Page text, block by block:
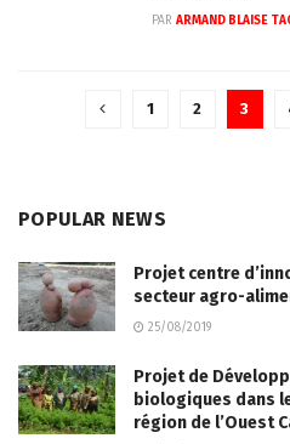
PAR ARMAND BLAISE
1 2 3
POPULAR NEWS
Projet centre
secteur agro-
25/08/2019
Projet de
biologiques dans
région de l’Ouest